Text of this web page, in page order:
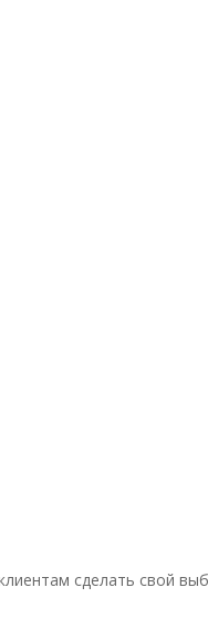
сделать свой